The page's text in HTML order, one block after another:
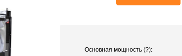
Основная мощность (?):